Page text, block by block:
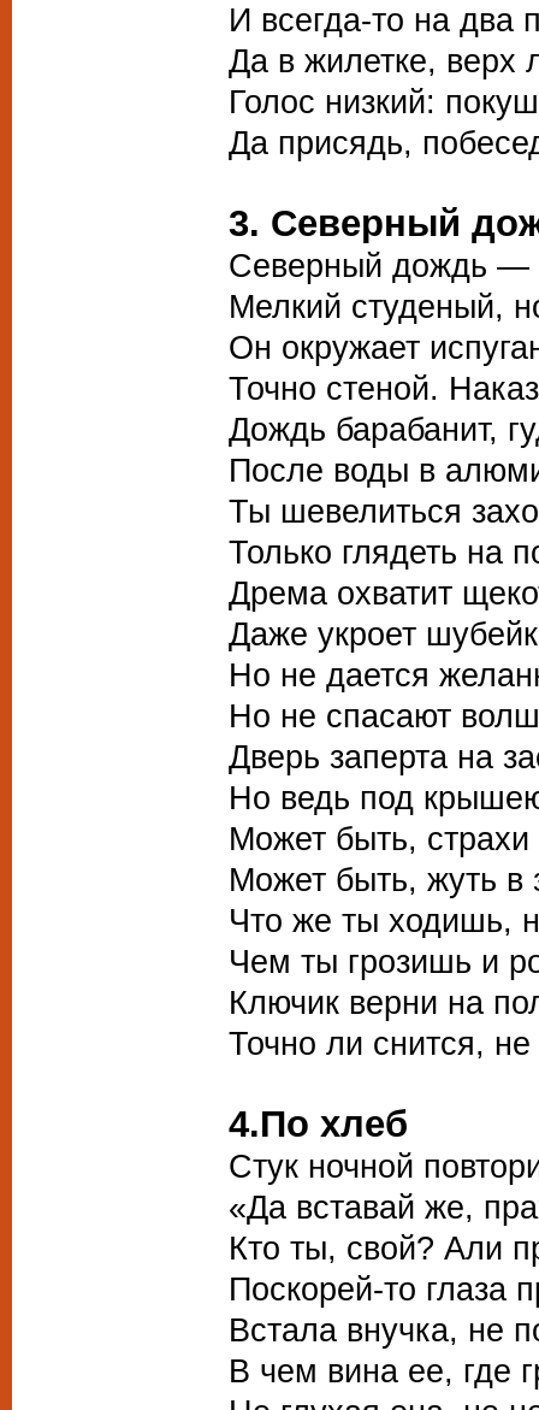
И всегда-то на два
Да в жилетке, верх
Голос низкий:
Да присядь,
3. Северный
Северный дождь —
Мелкий студеный,
Он окружает
Точно стеной.
Дождь барабанит,
После воды в
Ты шевелиться
Только глядеть на
Дрема охватит
Даже укроет
Но не дается
Но не спасают
Дверь заперта на
Но ведь под
Может быть, страхи
Может быть, жуть в
Что же ты ходишь,
Чем ты грозишь и
Ключик верни на
Точно ли снится, не
4.По хлеб
Стук ночной
«Да вставай же,
Кто ты, свой? Али
Поскорей-то глаза
Встала внучка, не
В чем вина ее, где